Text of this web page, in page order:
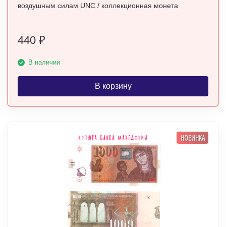
воздушным силам UNC / коллекционная монета
440 ₽
В наличии
В корзину
НОВИНКА